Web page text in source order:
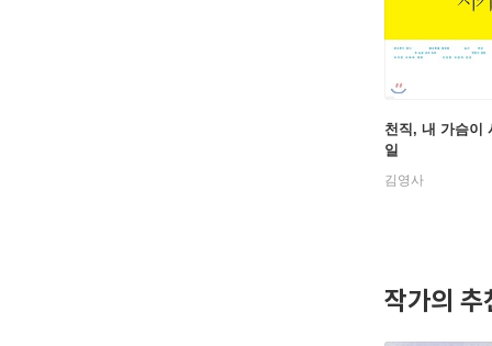
천직, 내 가슴이
일
김영사
작가의 추